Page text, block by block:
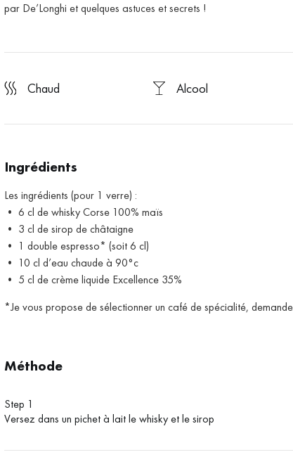
par De’Longhi et quelques astuces et secrets !
chaud Alcool
Ingrédients
Les ingrédients (pour 1 verre) :
• 6 cl de whisky Corse 100% maïs
• 3 cl de sirop de châtaigne
• 1 double espresso* (soit 6 cl)
• 10 cl d’eau chaude à 90°c
• 5 cl de crème liquide Excellence 35%
*Je vous propose de sélectionner un café de spécialité,
Méthode
Step 1
Versez dans un pichet à lait le whisky et le sirop